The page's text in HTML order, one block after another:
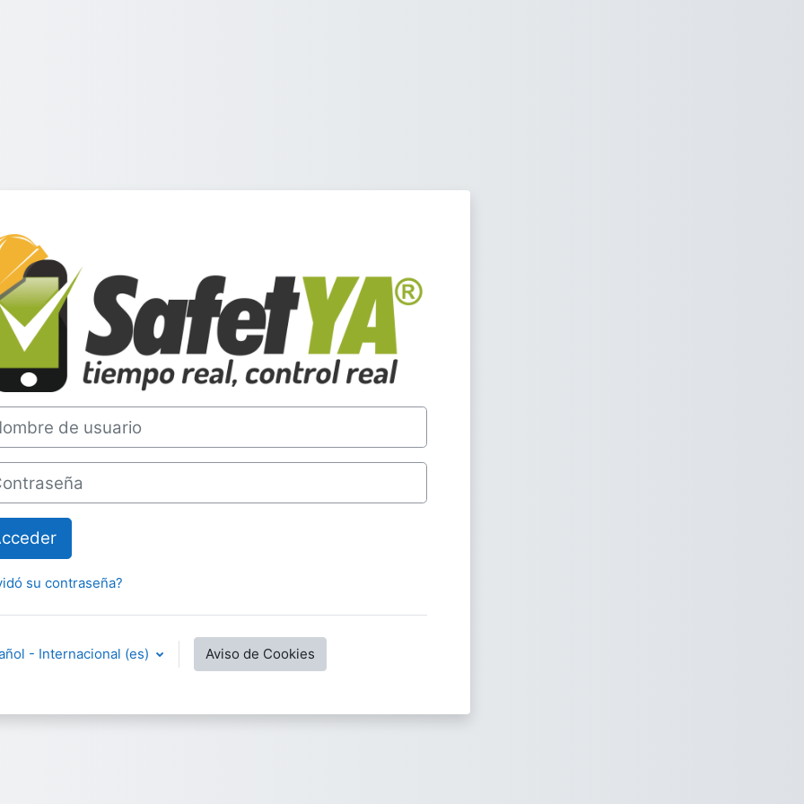
de usuario
su contraseña?
- Internacional ‎(es)‎ Aviso de Cookies